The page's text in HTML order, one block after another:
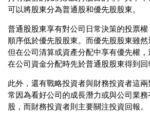
普通股股東享有對公司日常決策的投票
順序低於優先股股東。而優先股股東雖然
但在公司清算或資產分配中享有優先權
此外，還有戰略投資者與財務投資者這
常因為看好公司的成長潛力或與公司業